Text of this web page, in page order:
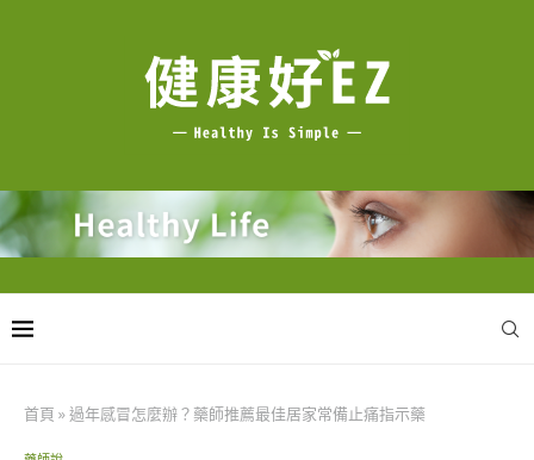
首頁 »過年感冒怎麼辦？藥師推薦最佳居家常備止痛指示藥